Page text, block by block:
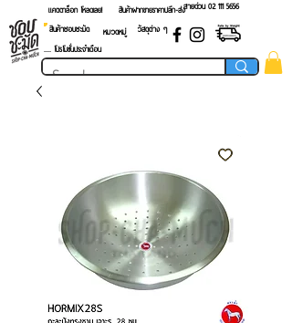
แคตตาล็อก โหลดเลย! สายด่วน 02 ​111 5656
สินค้าฝากขายราคาปลีก-ส่ง
สินค้าชอบชะมัด
หมวดหมู่
วัสดุต่าง ๆ
.... โปรโมชั่นประจำเดือน